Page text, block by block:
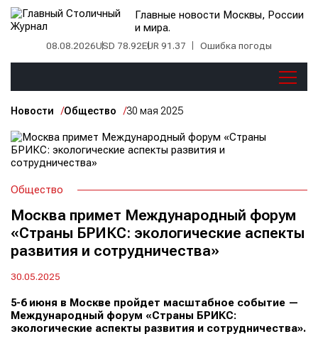
Главные новости Москвы, России
и мира.
08.08.2026USD 78.92EUR 91.37 Ошибка погоды
Новости Общество 30 мая 2025
Общество
Москва примет Международный форум
«Страны БРИКС: экологические аспекты
развития и сотрудничества»
30.05.2025
5-6 июня в Москве пройдет масштабное событие —
Международный форум «Страны БРИКС:
экологические аспекты развития и сотрудничества».